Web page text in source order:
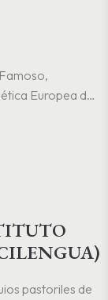
Europea del
de
pastoriles de